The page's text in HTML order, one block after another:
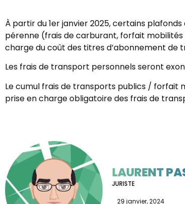
À partir du 1er janvier 2025, certains
pérenne (frais de carburant, forfait
charge du coût des titres d’abonnement de
Les frais de transport personnels seront
Le cumul frais de transports publics / forfait
prise en charge obligatoire des frais de
LAURENT
JURISTE
29 janvier, 2024